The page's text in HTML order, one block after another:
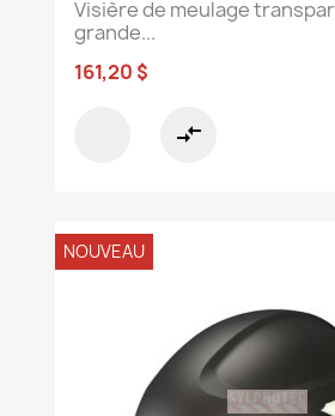
Visière de meulage
grande...
161,20 $
compare_arrows
NOUVEAU